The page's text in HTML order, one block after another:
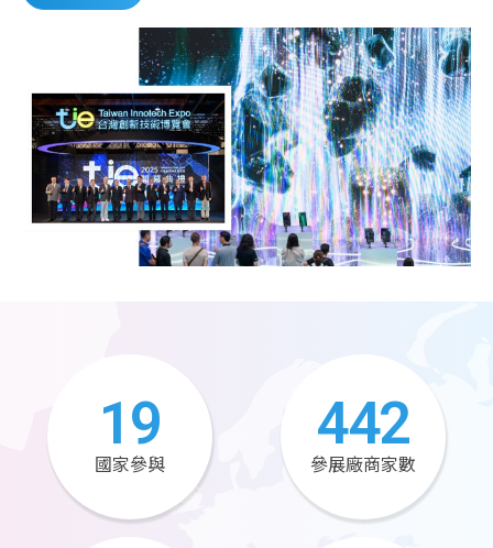
19
國家參與
442
參展廠商家數